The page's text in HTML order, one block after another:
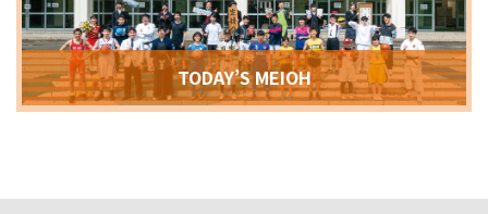
TODAY’S MEIOH